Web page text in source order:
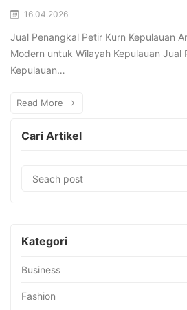
16.04.2026
Jual Penangkal Petir Kurn Kepulauan
Modern untuk Wilayah Kepulauan Jual
Kepulauan…
Read More
Cari Artikel
Kategori
Business
Fashion